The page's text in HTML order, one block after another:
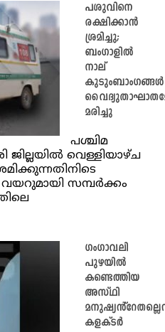
പശുവിനെ
രക്ഷിക്കാൻ
ശ്രമിച്ചു;
ബംഗാളിൽ
നാല്
കുടുംബാംഗങ്ങൾ
മരിച്ചു
പശ്ചിമ
വെള്ളിയാഴ്ച
വയറുമായി സമ്പർക്കം
ഗംഗാവലി
പുഴയിൽ
കണ്ടെത്തിയ
അസ്ഥി
കളക്ടർ